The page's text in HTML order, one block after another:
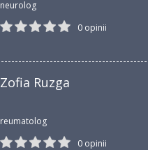
neurolog
0 opinii
Zofia Ruzga
reumatolog
0 opinii